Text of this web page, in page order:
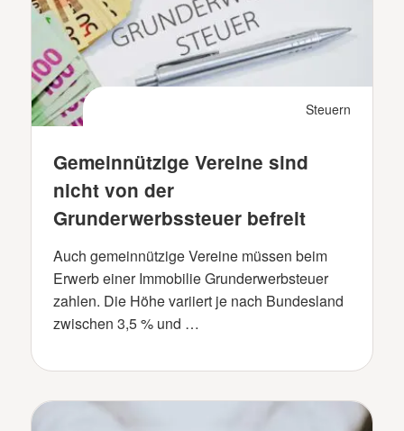
Steuern
Gemeinnützige Vereine sind
nicht von der
Grunderwerbssteuer befreit
Auch gemeinnützige Vereine müssen beim
Erwerb einer Immobilie Grunderwerbsteuer
zahlen. Die Höhe variiert je nach Bundesland
zwischen 3,5 % und …